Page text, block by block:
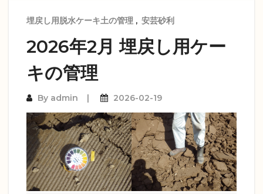
埋戻し用脱水ケーキ土の管理 , 安芸砂利
2026年2月 埋戻し用ケー
キの管理
By admin 2026-02-19